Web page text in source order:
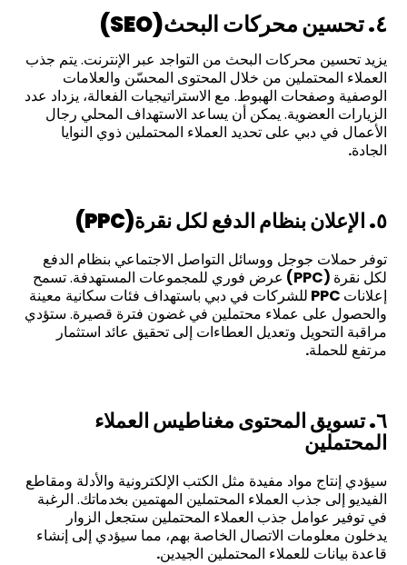
٤. تحسين محركات البحث (SEO)
يزيد تحسين محركات البحث من التواجد عبر الإنترنت. يتم جذب
العملاء المحتملين من خلال المحتوى المحسّن والعلامات
الوصفية وصفحات الهبوط. مع الاستراتيجيات الفعالة، يزداد عدد
الزيارات العضوية. يمكن أن يساعد الاستهداف المحلي رجال
الأعمال في دبي على تحديد العملاء المحتملين ذوي النوايا
الجادة.
٥. الإعلان بنظام الدفع لكل نقرة (PPC)
توفر حملات جوجل ووسائل التواصل الاجتماعي بنظام الدفع
لكل نقرة (PPC) عرض فوري للمجموعات المستهدفة. تسمح
إعلانات PPC للشركات في دبي باستهداف فئات سكانية معينة
والحصول على عملاء محتملين في غضون فترة قصيرة. ستؤدي
مراقبة التحويل وتعديل العطاءات إلى تحقيق عائد استثمار
مرتفع للحملة.
٦. تسويق المحتوى مغناطيس العملاء
المحتملين
سيؤدي إنتاج مواد مفيدة مثل الكتب الإلكترونية والأدلة ومقاطع
الفيديو إلى جذب العملاء المحتملين المهتمين بخدماتك. الرغبة
في توفير عوامل جذب العملاء المحتملين ستجعل الزوار
يدخلون معلومات الاتصال الخاصة بهم، مما سيؤدي إلى إنشاء
قاعدة بيانات للعملاء المحتملين الجيدين.